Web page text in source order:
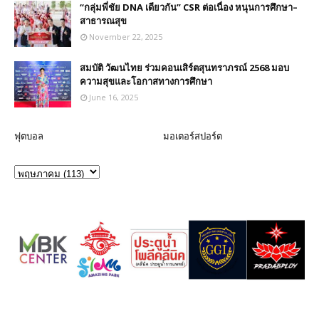
“กลุ่มพี่ชัย DNA เดียวกัน” CSR ต่อเนื่อง หนุนการศึกษา–
สาธารณสุข
November 22, 2025
สมบัติ วัฒนไทย ร่วมคอนเสิร์ตสุนทราภรณ์ 2568 มอบ
ความสุขและโอกาสทางการศึกษา
June 16, 2025
ฟุตบอล มอเตอร์สปอร์ต